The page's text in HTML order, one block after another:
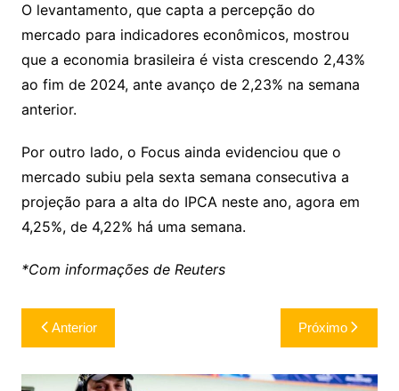
O levantamento, que capta a percepção do
mercado para indicadores econômicos, mostrou
que a economia brasileira é vista crescendo 2,43%
ao fim de 2024, ante avanço de 2,23% na semana
anterior.
Por outro lado, o Focus ainda evidenciou que o
mercado subiu pela sexta semana consecutiva a
projeção para a alta do IPCA neste ano, agora em
4,25%, de 4,22% há uma semana.
*Com informações de Reuters
Navegação
de
Post
Anterior Próximo